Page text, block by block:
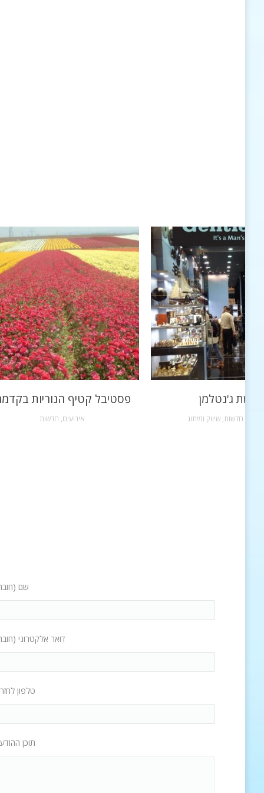
פסטיבל קטיף הנוריות
אירועים, חדשות
רשת ג'נטלמן
חדשות, שיווק ומיתוג
שם
דואר אלקטרוני
טלפון
תוכן